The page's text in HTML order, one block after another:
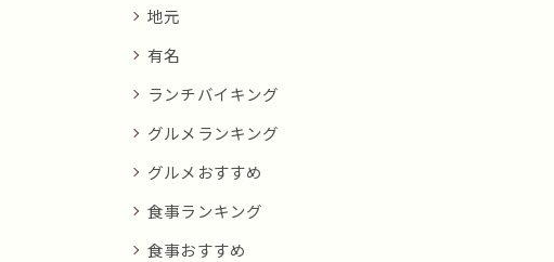
地元
有名
ランチバイキング
グルメランキング
グルメおすすめ
食事ランキング
食事おすすめ